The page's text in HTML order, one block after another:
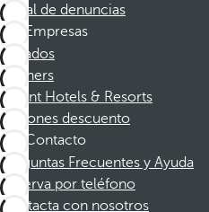
Canal de denuncias
Empresas
Afiliados
Partners
Dorint Hotels & Resorts
Cupones descuento
Contacto
Preguntas Frecuentes y Ayuda
Reserva por teléfono
Contacta con nosotros